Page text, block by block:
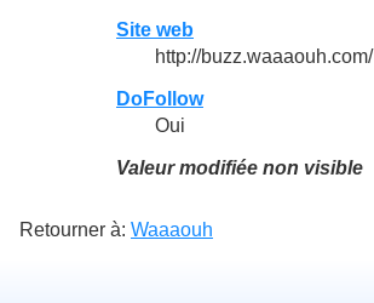
Site web
http://buzz.waaaouh.com/
DoFollow
Oui
Valeur modifiée non visible
Retourner à: Waaaouh